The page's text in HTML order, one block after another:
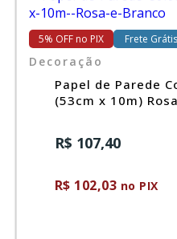
5% OFF no PIX Frete
Decoração
Papel de Parede
(53cm x 10m)
R$ 107,40
R$ 102,03 no PIX